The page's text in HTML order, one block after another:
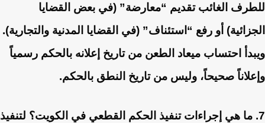
للطرف الغائب تقديم “معارضة” (في بعض القضايا
الجزائية) أو رفع “استئناف” (في القضايا المدنية والتجارية).
ويبدأ احتساب ميعاد الطعن من تاريخ إعلانه بالحكم رسمياً
وإعلاناً صحيحاً، وليس من تاريخ النطق بالحكم.
7. ما هي إجراءات تنفيذ الحكم القطعي في الكويت؟
لتنفيذ